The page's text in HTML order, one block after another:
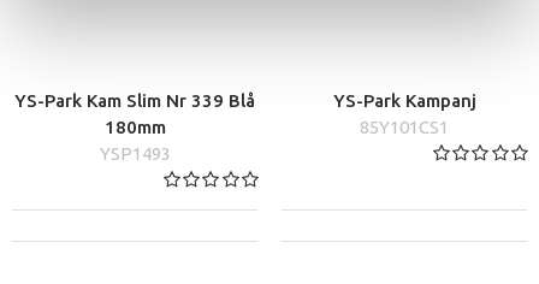
YS-Park Kam Slim Nr 339 Blå
180mm
YSP1493
YS-Park Kampanj
85Y101CS1